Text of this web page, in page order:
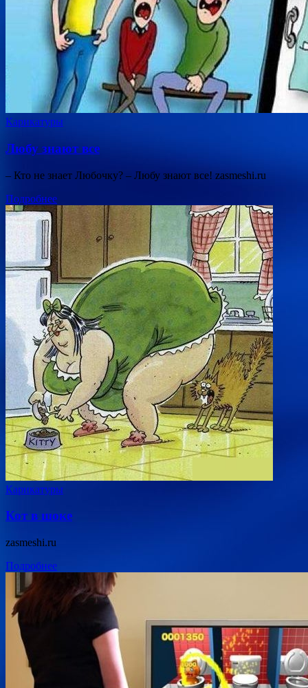
Карикатуры
Любу знают все
– Кто не знает Любочку? – Любу знают все! zasmeshi.ru
Подробнее
Карикатуры
Кот в шоке
zasmeshi.ru
Подробнее